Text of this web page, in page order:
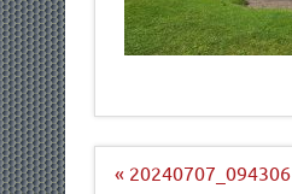
Beitragsnavigation
« 20240707_094306